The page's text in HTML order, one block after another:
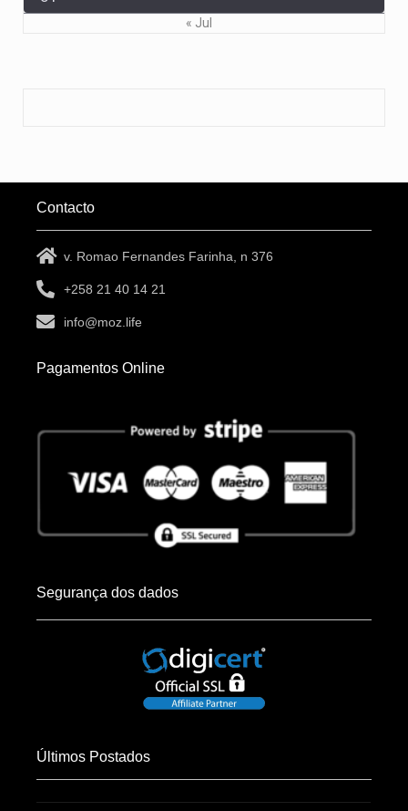
« Jul
Contacto
v. Romao Fernandes Farinha, n 376
+258 21 40 14 21
info@moz.life
Pagamentos Online
Segurança dos dados
Últimos Postados